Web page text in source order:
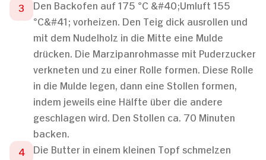
Den Backofen auf 175 °C &#40;Umluft 155
°C&#41; vorheizen. Den Teig dick ausrollen und
mit dem Nudelholz in die Mitte eine Mulde
drücken. Die Marzipanrohmasse mit Puderzucker
verkneten und zu einer Rolle formen. Diese Rolle
in die Mulde legen, dann eine Stollen formen,
indem jeweils eine Hälfte über die andere
geschlagen wird. Den Stollen ca. 70 Minuten
backen.
Die Butter in einem kleinen Topf schmelzen